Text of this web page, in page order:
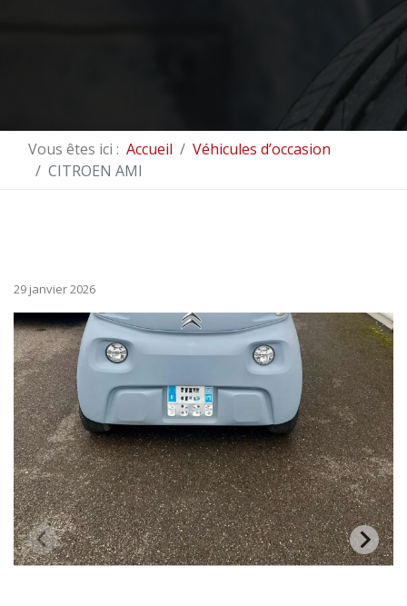
Vous êtes ici : Accueil
Véhicules d’occasion
CITROEN AMI
29 janvier 2026